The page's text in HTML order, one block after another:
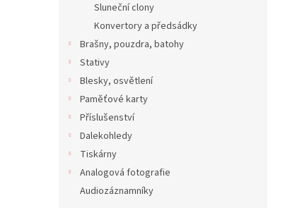
Sluneční clony
Konvertory a předsádky
Brašny, pouzdra, batohy
Stativy
Blesky, osvětlení
Paměťové karty
Příslušenství
Dalekohledy
Tiskárny
Analogová fotografie
Audiozáznamníky